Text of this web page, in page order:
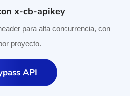
x-cb-apikey
para alta concurrencia, con
proyecto.
API